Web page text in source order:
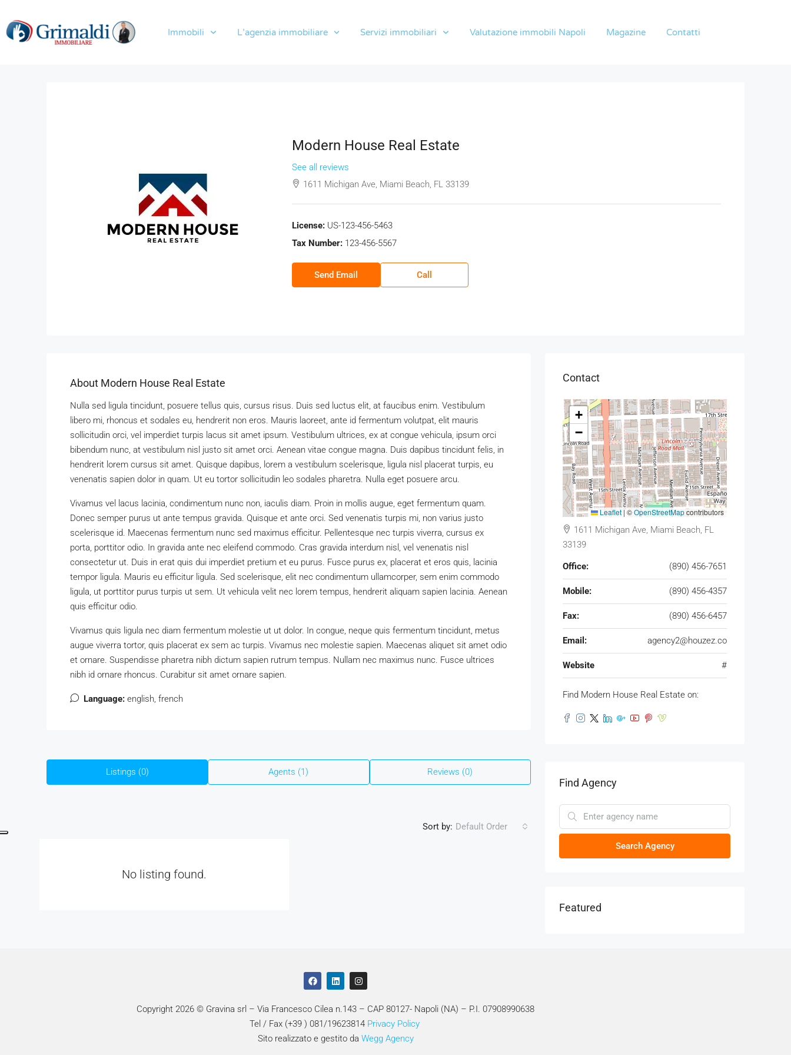
Immobili L’agenzia immobiliare Servizi immobiliari Valutazione immobili Napoli Magazine Contatti
Modern House Real Estate
See all reviews
1611 Michigan Ave, Miami Beach, FL 33139
License: US-123-456-5463
Tax Number: 123-456-5567
Send Email Call
About Modern House Real Estate
Nulla sed ligula tincidunt, posuere tellus quis, cursus risus. Duis sed luctus elit, at faucibus enim. Vestibulum
libero mi, rhoncus et sodales eu, hendrerit non eros. Mauris laoreet, ante id fermentum volutpat, elit mauris
sollicitudin orci, vel imperdiet turpis lacus sit amet ipsum. Vestibulum ultrices, ex at congue vehicula, ipsum orci
bibendum nunc, at vestibulum nisl justo sit amet orci. Aenean vitae congue magna. Duis dapibus tincidunt felis, in
hendrerit lorem cursus sit amet. Quisque dapibus, lorem a vestibulum scelerisque, ligula nisl placerat turpis, eu
venenatis sapien dolor in quam. Ut eu tortor sollicitudin leo sodales pharetra. Nulla eget posuere arcu.
Vivamus vel lacus lacinia, condimentum nunc non, iaculis diam. Proin in mollis augue, eget fermentum quam.
Donec semper purus ut ante tempus gravida. Quisque et ante orci. Sed venenatis turpis mi, non varius justo
scelerisque id. Maecenas fermentum nunc sed maximus efficitur. Pellentesque nec turpis viverra, cursus ex
porta, porttitor odio. In gravida ante nec eleifend commodo. Cras gravida interdum nisl, vel venenatis nisl
consectetur ut. Duis in erat quis dui imperdiet pretium et eu purus. Fusce purus ex, placerat et eros quis, lacinia
tempor ligula. Mauris eu efficitur ligula. Sed scelerisque, elit nec condimentum ullamcorper, sem enim commodo
ligula, ut porttitor purus turpis ut sem. Ut vehicula velit nec lorem tempus, hendrerit aliquam sapien lacinia. Aenean
quis efficitur odio.
Vivamus quis ligula nec diam fermentum molestie ut ut dolor. In congue, neque quis fermentum tincidunt, metus
augue viverra tortor, quis placerat ex sem ac turpis. Vivamus nec molestie sapien. Maecenas aliquet sit amet odio
et ornare. Suspendisse pharetra nibh dictum sapien rutrum tempus. Nullam nec maximus nunc. Fusce ultrices
nibh id ornare rhoncus. Curabitur sit amet ornare sapien.
Language: english, french
Listings (0) Agents (1) Reviews (0)
Sort by: Default Order
No listing found.
Contact
+
−
Leaflet|©OpenStreetMapcontributors
1611 Michigan Ave, Miami Beach, FL
33139
Office: (890) 456-7651
Mobile: (890) 456-4357
Fax: (890) 456-6457
Email: agency2@houzez.co
Website #
Find Modern House Real Estate on:
Find Agency
Search Agency
Featured
Copyright 2026 © Gravina srl – Via Francesco Cilea n.143 – CAP 80127- Napoli (NA) – P.I. 07908990638
Tel / Fax (+39 ) 081/19623814 Privacy Policy
Sito realizzato e gestito da Wegg Agency